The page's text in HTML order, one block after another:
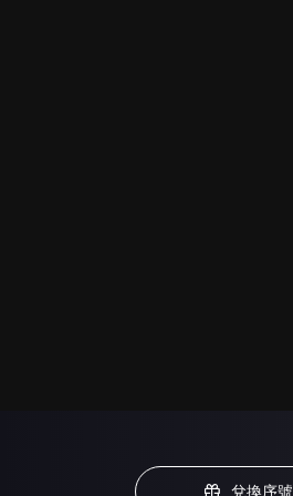
兌換序號